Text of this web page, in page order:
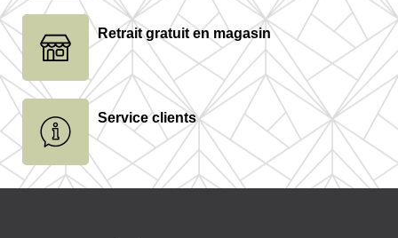
Retrait gratuit en magasin
Service clients